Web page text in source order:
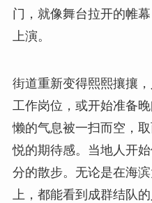
门，就像舞台拉开的帷
上演。
街道重新变得熙熙攘攘
工作岗位，或开始准备
懒的气息被一扫而空，
悦的期待感。当地人开
分的散步。无论是在海
上，都能看到成群结队